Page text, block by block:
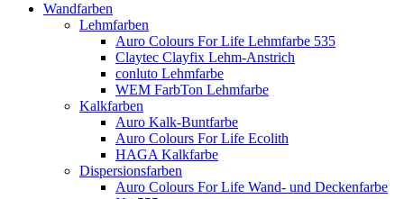
Wandfarben
Lehmfarben
Auro Colours For Life Lehmfarbe 535
Claytec Clayfix Lehm-Anstrich
conluto Lehmfarbe
WEM FarbTon Lehmfarbe
Kalkfarben
Auro Kalk-Buntfarbe
Auro Colours For Life Ecolith
HAGA Kalkfarbe
Dispersionsfarben
Auro Colours For Life Wand- und Deckenfarbe